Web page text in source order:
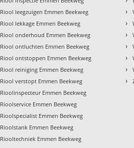
Riool leegzuigen Emmen Beekweg
Riool lekkage Emmen Beekweg
Riool onderhoud Emmen Beekweg
Riool ontluchten Emmen Beekweg
Riool ontstoppen Emmen Beekweg
Riool reiniging Emmen Beekweg
Riool verstopt Emmen Beekweg
Rioolinspecteur Emmen Beekweg
Rioolservice Emmen Beekweg
Rioolspecialist Emmen Beekweg
Rioolstank Emmen Beekweg
Riooltechniek Emmen Beekweg
›
›
›
›
›
›
›